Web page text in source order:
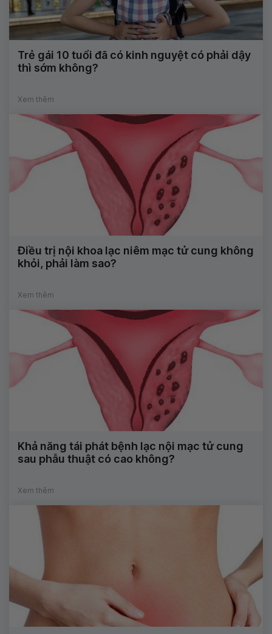
Trẻ gái 10 tuổi đã có kinh nguyệt có phải dậy
thì sớm không?
Xem thêm
Điều trị nội khoa lạc niêm mạc tử cung không
khỏi, phải làm sao?
Xem thêm
Khả năng tái phát bệnh lạc nội mạc tử cung
sau phẫu thuật có cao không?
Xem thêm